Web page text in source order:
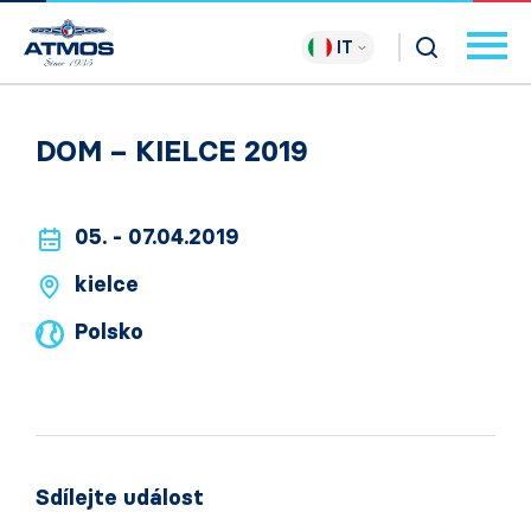
IT
DOM – KIELCE 2019
05. - 07.04.2019
kielce
Polsko
Sdílejte událost